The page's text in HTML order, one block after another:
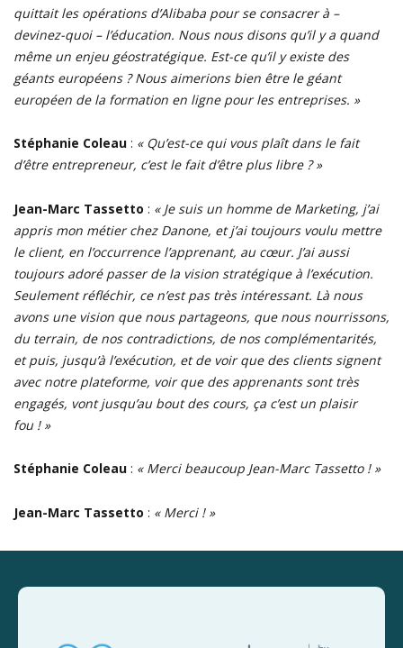
quittait les opérations d’Alibaba pour se consacrer à –
devinez-quoi – l’éducation. Nous nous disons qu’il y a quand
même un enjeu géostratégique. Est-ce qu’il y existe des
géants européens ? Nous aimerions bien être le géant
européen de la formation en ligne pour les entreprises. »
Stéphanie Coleau : « Qu’est-ce qui vous plaît dans le fait
d’être entrepreneur, c’est le fait d’être plus libre ? »
Jean-Marc Tassetto : « Je suis un homme de Marketing, j’ai
appris mon métier chez Danone, et j’ai toujours voulu mettre
le client, en l’occurrence l’apprenant, au cœur. J’ai aussi
toujours adoré passer de la vision stratégique à l’exécution.
Seulement réfléchir, ce n’est pas très intéressant. Là nous
avons une vision que nous partageons, que nous nourrissons,
du terrain, de nos contradictions, de nos complémentarités,
et puis, jusqu’à l’exécution, et de voir que des clients signent
avec notre plateforme, voir que des apprenants sont très
engagés, vont jusqu’au bout des cours, ça c’est un plaisir
fou ! »
Stéphanie Coleau : « Merci beaucoup Jean-Marc Tassetto ! »
Jean-Marc Tassetto : « Merci ! »